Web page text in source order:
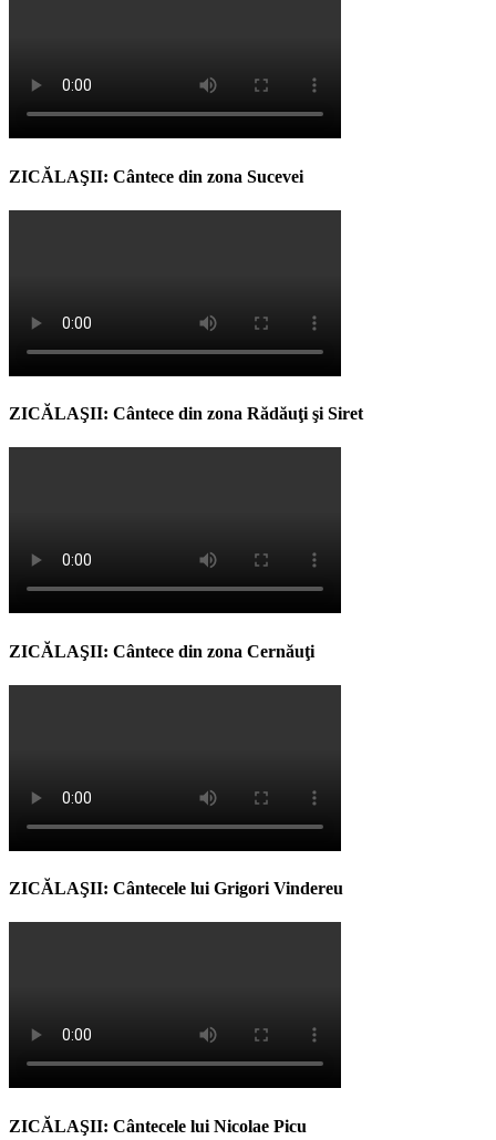
ZICĂLAŞII: Cântece din zona Sucevei
ZICĂLAŞII: Cântece din zona Rădăuţi şi Siret
ZICĂLAŞII: Cântece din zona Cernăuţi
ZICĂLAŞII: Cântecele lui Grigori Vindereu
ZICĂLAŞII: Cântecele lui Nicolae Picu